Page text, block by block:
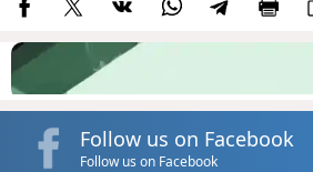
Follow us on Facebook
Follow us on Facebook